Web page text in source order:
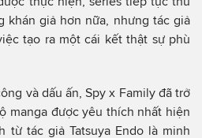
khán giả hơn nữa, nhưng tác giả
tạo ra một cái kết thật sự phù
và dấu ấn, Spy x Family đã trở
manga được yêu thích nhất hiện
từ tác giả Tatsuya Endo là minh